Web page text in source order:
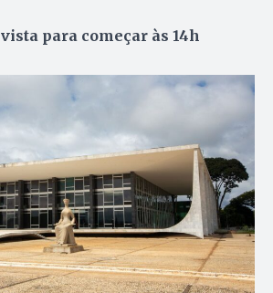
para começar às 14h